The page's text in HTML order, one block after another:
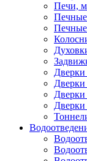
Печи,
Дверки